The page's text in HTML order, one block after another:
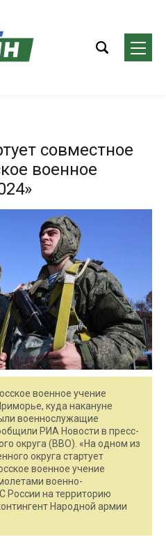
совместное
военное
военное учение
куда накануне
военнослужащие
РИА Новости в пресс-
округа (ВВО). «На одном из
округа стартует
военное учение
военно-
России на территорию
Народной армии